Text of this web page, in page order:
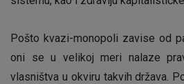
Pošto kvazi-monopoli zavise od
oni se u velikoj meri nalaze
vlasništva u okviru takvih država.